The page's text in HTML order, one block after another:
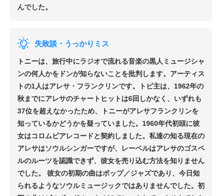
んでした。
失敗談・うっかりミス
トニーは、旅行中にラジオで流れる音楽の黒人ミュージシャ
ンの何人かをドンが知らないことを批判します。アーティス
トの1人はアレサ・フランクリンです。トピ主は、1962年の
秋までにアレサのチャートヒットは6回しかなく、いずれも
37位を超えなかったため、トニーがアレサフランクリンを
知っているかどうかを疑っていました。1960年代初頭に彼
女はコロムビアレコードと契約しました。私達の知る現在の
アレサはソウルシンガーですが、レーベルはアレサのゴスペ
ルのルーツを認識できず、彼女を売り込む方法を知りません
でした。 彼女の初期の曲はポップ／ジャズであり、今日知
られるようなソウルミュージックではありませんでした。初